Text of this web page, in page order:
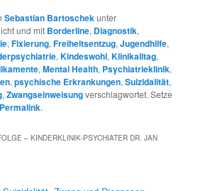
Sebastian Bartoschekunter
und mit Borderline, Diagnostik,
,Fixierung,Freiheitsentzug,Jugendhilfe,
,Kindeswohl,Klinikalltag,
,Mental Health, Psychiatrieklinik,
,psychische Erkrankungen,Suizidalität,
,Zwangseinweisungverschlagwortet. Setze
Permalink.
– KINDERKLINIK-PSYCHIATER DR. JAN